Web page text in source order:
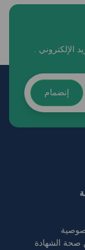
.
إنضمام
صحة الشهادة